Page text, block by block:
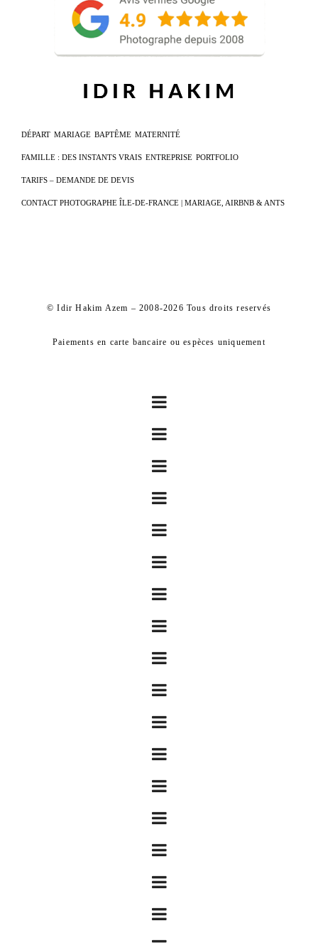
DÉPART MARIAGE BAPTÊME MATERNITÉ
FAMILLE : DES INSTANTS VRAIS ENTREPRISE PORTFOLIO
TARIFS – DEMANDE DE DEVIS
CONTACT PHOTOGRAPHE ÎLE-DE-FRANCE | MARIAGE, AIRBNB & ANTS
© Idir Hakim Azem – 2008-2026 Tous droits reservés
Paiements en carte bancaire ou espèces uniquement